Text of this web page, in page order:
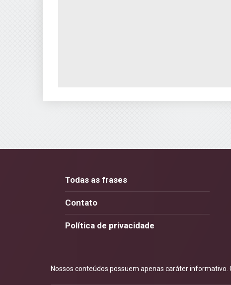
Todas as frases
Contato
Política de privacidade
Nossos conteúdos possuem apenas caráter